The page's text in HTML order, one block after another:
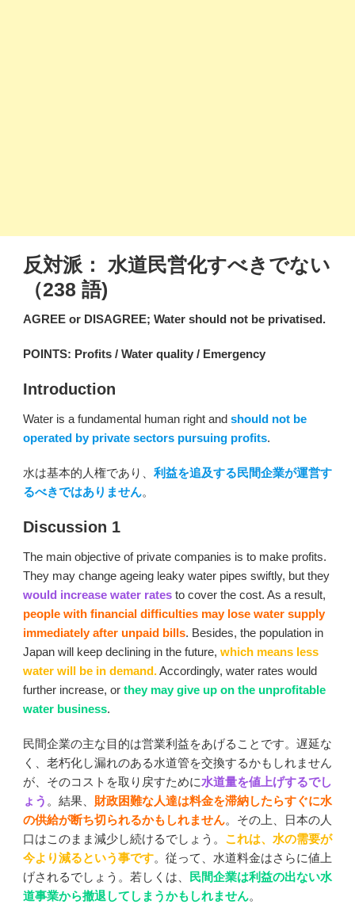
反対派： 水道民営化すべきでない
（238 語)
AGREE or DISAGREE; Water should not be privatised.
POINTS: Profits / Water quality / Emergency
Introduction
Water is a fundamental human right and should not be
operated by private sectors pursuing profits.
水は基本的人権であり、 利益を追及する民間企業が運営す
るべきではありません。
Discussion 1
The main objective of private companies is to make profits.
They may change ageing leaky water pipes swiftly, but they
would increase water rates to cover the cost. As a result,
people with financial difficulties may lose water supply
immediately after unpaid bills. Besides, the population in
Japan will keep declining in the future, which means less
water will be in demand.Accordingly, water rates would
further increase, or they may give up on the unprofitable
water business.
民間企業の主な目的は営業利益をあげることです。遅延な
く、老朽化し漏れのある水道管を交換するかもしれません
が、そのコストを取り戻すために水道量を値上げするでし
ょう 。結果、 財政困難な人達は料金を滞納したらすぐに水
の供給が断ち切られるかもしれません。その上、日本の人
口はこのまま減少し続けるでしょう。 これは、水の需要が
今より減るという事です。従って、水道料金はさらに値上
げされるでしょう。若しくは、
民間企業は利益の出ない水
道事業から撤退してしまうかもしれません。